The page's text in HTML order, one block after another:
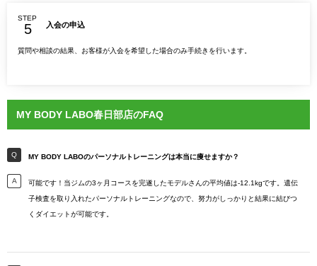
STEP
入会の申込
質問や相談の結果、お客様が入会を希望した場合のみ手続きを行います。
MY BODY LABO春日部店のFAQ
MY BODY LABOのパーソナルトレーニングは本当に痩せますか？
可能です！当ジムの3ヶ月コースを完遂したモデルさんの平均値は-12.1kgです。遺伝
子検査を取り入れたパーソナルトレーニングなので、努力がしっかりと結果に結びつ
くダイエットが可能です。